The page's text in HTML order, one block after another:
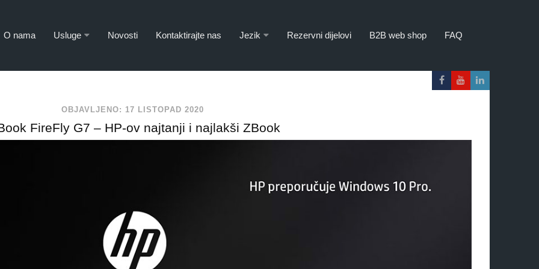
O nama Usluge Novosti Kontaktirajte nas Jezik Rezervni dijelovi B2B web shop FAQ
OBJAVLJENO: 17 LISTOPAD 2020
FireFly G7 – HP-ov najtanji i najlakši ZBook